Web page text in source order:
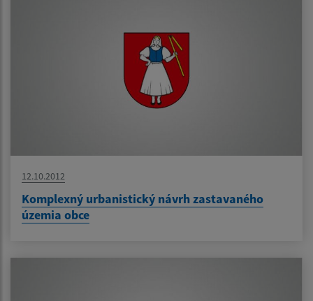
12.10.2012
Komplexný urbanistický návrh zastavaného
územia obce